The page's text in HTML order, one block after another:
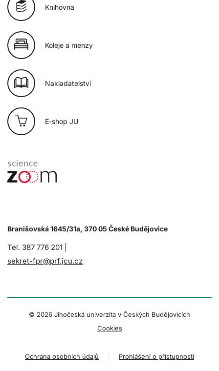
Knihovna
Koleje a menzy
Nakladatelství
E-shop JU
Branišovská 1645/31a, 370 05 České Budějovice
Tel. 387 776 201 |
sekret-fpr@prf.jcu.cz
© 2026 Jihočeská univerzita v Českých Budějovicích
Cookies
Ochrana osobních údajů Prohlášení o přístupnosti